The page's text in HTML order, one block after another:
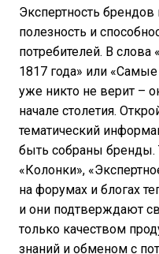
Экспертность
полезность и
потребителей. В
1817 года» или
уже никто не верит –
начале столетия.
тематический
быть собраны бренды.
«Колонки»,
на форумах и блогах
и они подтверждают
только качеством
знаний и обменом с